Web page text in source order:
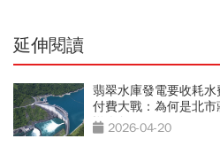
延伸閱讀
翡翠水庫發電要收耗
付費大戰：為何是北
懶人包
2026-04-20